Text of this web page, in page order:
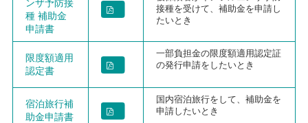
ンザ予防接
種 補助金
申請書
接種を受けて、補助金を申請し
たいとき
限度額適用
認定書
一部負担金の限度額適用認定証
の発行申請をしたいとき
宿泊旅行補
助金申請書
国内宿泊旅行をして、補助金を
申請したいとき